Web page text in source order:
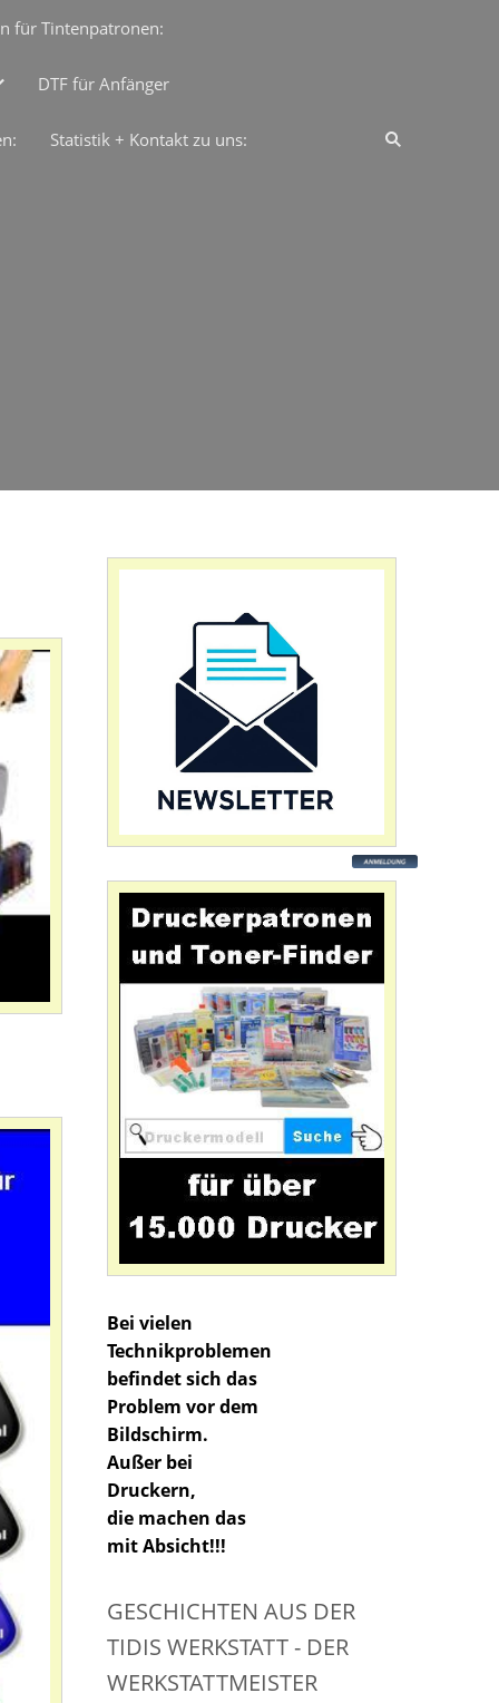
für Tintenpatronen:
DTF für Anfänger
Statistik + Kontakt zu uns:
Bei vielen
Technikproblemen
befindet sich das
Problem vor dem
Bildschirm.
Außer bei
Druckern,
die machen das
mit Absicht!!!
GESCHICHTEN AUS DER
TIDIS WERKSTATT - DER
WERKSTATTMEISTER